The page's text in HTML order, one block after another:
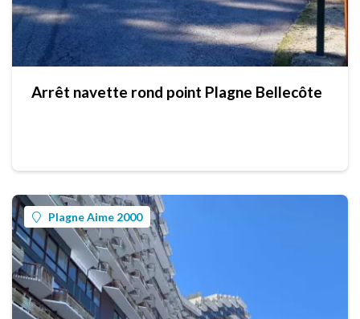
Arrêt navette rond point Plagne Bellecôte
Plagne Aime 2000